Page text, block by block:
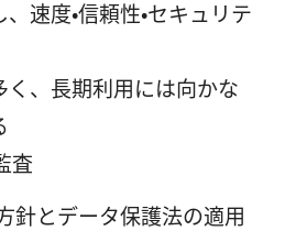
速度・信頼性・セキュリテ
く、長期利用には向かな
査
方針とデータ保護法の適用